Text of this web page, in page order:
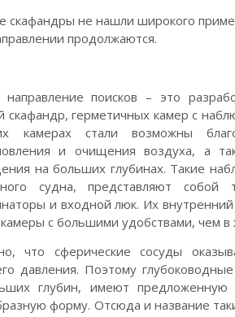
скафандры не нашли широкого
продолжаются.
направление поисков – это
скафандр, герметичных камер с
камерах стали возможны
и очищения воздуха, а
на больших глубинах. Такие
судна, представляют собой
и входной люк. Их
с большими удобствами, чем в
что сферические сосуды
давления. Поэтому
глубин, имеют
форму. Отсюда и название